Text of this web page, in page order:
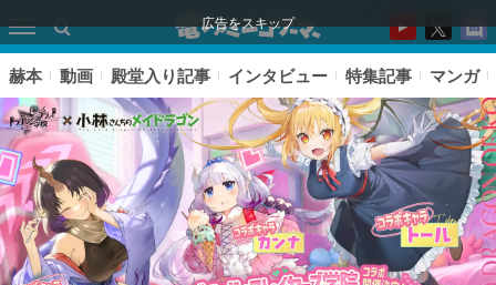
広告をスキップ
赫本 動画 殿堂入り記事 インタビュー 特集記事 マンガ